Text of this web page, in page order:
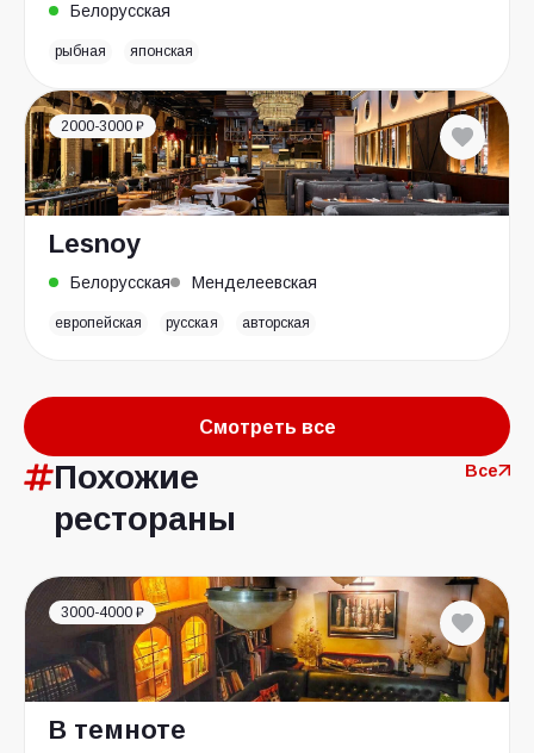
Белорусская
рыбная японская
2000-3000 ₽
Lesnoy
Белорусская Менделеевская
европейская русская авторская
Смотреть все
Похожие
рестораны
Все
3000-4000 ₽
В темноте